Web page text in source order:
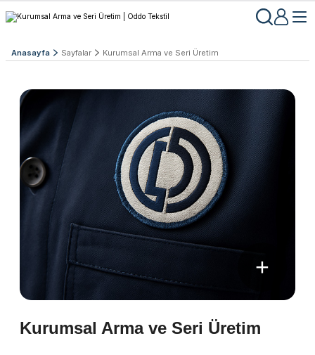
Anasayfa Sayfalar Kurumsal Arma ve Seri Üretim
+
Kurumsal Arma ve Seri Üretim